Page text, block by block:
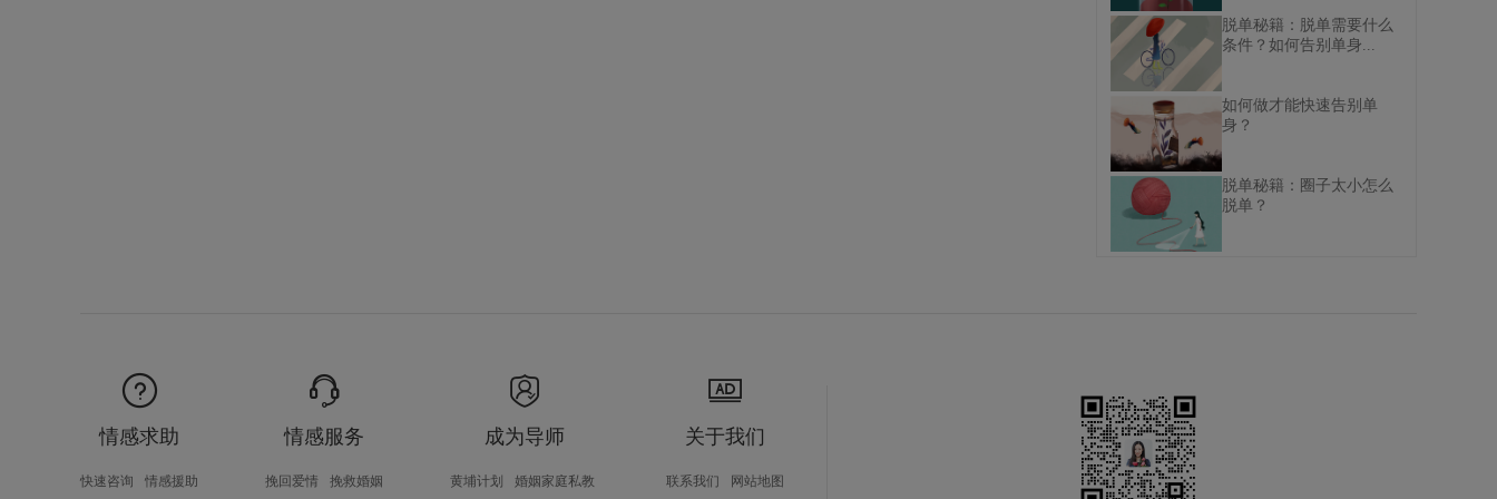
脱单秘籍：脱单需要什么
条件？如何告别单身...
如何做才能快速告别单
身？
脱单秘籍：圈子太小怎么
脱单？
情感求助
快速咨询 情感援助
情感服务
挽回爱情 挽救婚姻
成为导师
黄埔计划 婚姻家庭私教
关于我们
联系我们 网站地图